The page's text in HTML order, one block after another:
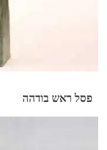
פסל ראש בודהה